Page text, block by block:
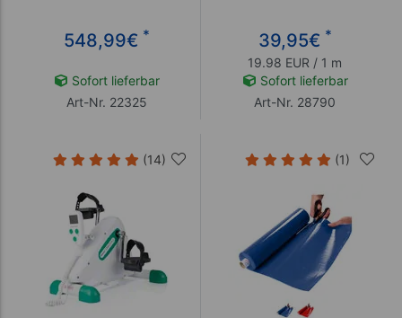
548,99€ *
Sofort lieferbar
Art-Nr. 22325
39,95€ *
19.98 EUR / 1 m
Sofort lieferbar
Art-Nr. 28790
(14) (1)